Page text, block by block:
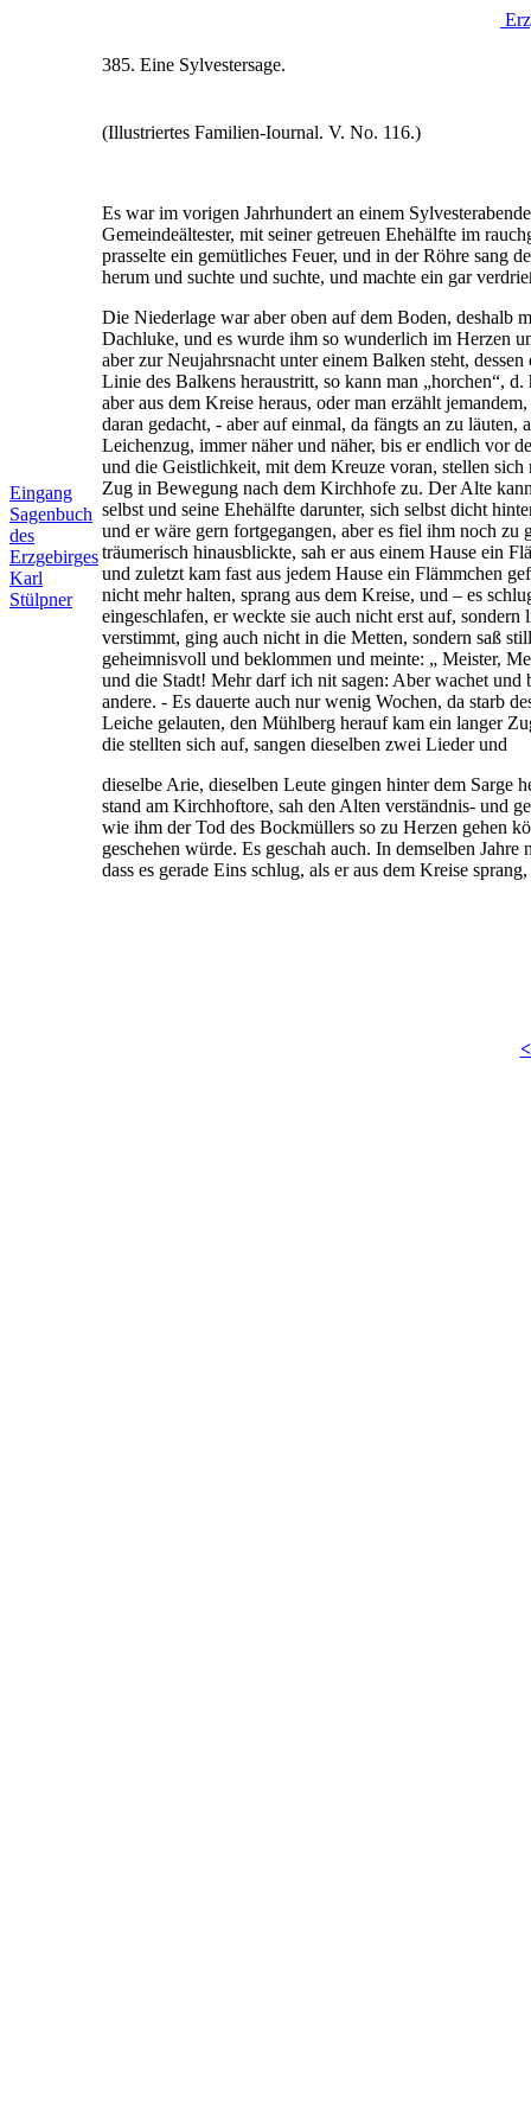
Eingang
Sagenbuch
des
Erzgebirges
Karl
Stülpner
385. Eine Sylvestersage.
(Illustriertes Familien-Iournal. V. No. 116.)
Es war im vorigen Jahrhundert an einem
Gemeindeältester, mit seiner getreuen Ehehälfte im
prasselte ein gemütliches Feuer, und in der Röhre sang
herum und suchte und suchte, und machte ein gar
Die Niederlage war aber oben auf dem Boden, deshalb
Dachluke, und es wurde ihm so wunderlich im Herzen
aber zur Neujahrsnacht unter einem Balken steht,
Linie des Balkens heraustritt, so kann man „horchen“,
aber aus dem Kreise heraus, oder man erzählt
daran gedacht, - aber auf einmal, da fängts an zu
Leichenzug, immer näher und näher, bis er endlich vor
und die Geistlichkeit, mit dem Kreuze voran, stellen
Zug in Bewegung nach dem Kirchhofe zu. Der Alte
selbst und seine Ehehälfte darunter, sich selbst dicht
und er wäre gern fortgegangen, aber es fiel ihm noch
träumerisch hinausblickte, sah er aus einem Hause ein
und zuletzt kam fast aus jedem Hause ein Flämmchen
nicht mehr halten, sprang aus dem Kreise, und – es
eingeschlafen, er weckte sie auch nicht erst auf,
verstimmt, ging auch nicht in die Metten, sondern saß
geheimnisvoll und beklommen und meinte: „ Meister,
und die Stadt! Mehr darf ich nit sagen: Aber wachet
andere. - Es dauerte auch nur wenig Wochen, da starb
Leiche gelauten, den Mühlberg herauf kam ein langer
die stellten sich auf, sangen dieselben zwei Lieder und
dieselbe Arie, dieselben Leute gingen hinter dem Sarge
stand am Kirchhoftore, sah den Alten verständnis- und
wie ihm der Tod des Bockmüllers so zu Herzen gehen
geschehen würde. Es geschah auch. In demselben
dass es gerade Eins schlug, als er aus dem Kreise